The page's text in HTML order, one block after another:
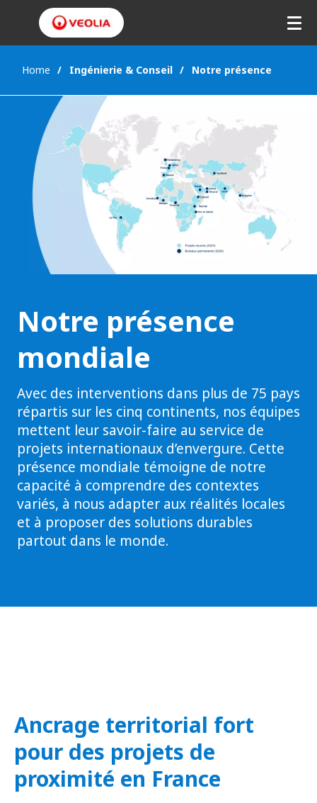
Home Ingénierie & Conseil Notre présence
Notre présence
mondiale
Avec des interventions dans plus de 75 pays
répartis sur les cinq continents, nos équipes
mettent leur savoir-faire au service de
projets internationaux d’envergure. Cette
présence mondiale témoigne de notre
capacité à comprendre des contextes
variés, à nous adapter aux réalités locales
et à proposer des solutions durables
partout dans le monde.
Ancrage territorial fort
pour des projets de
proximité en France